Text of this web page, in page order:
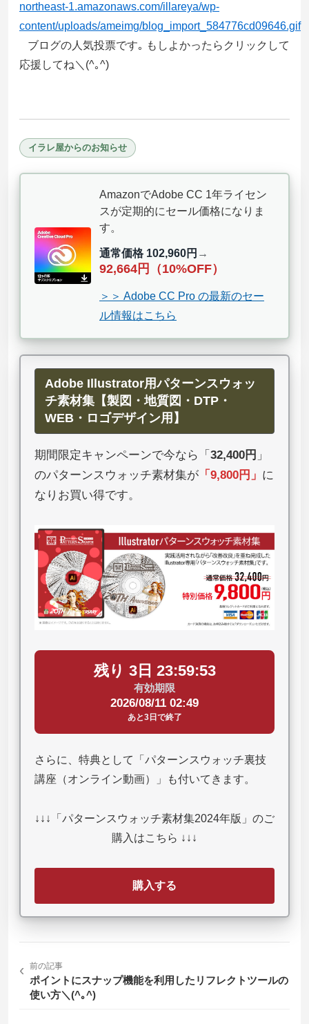
northeast-1.amazonaws.com/illareya/wp-
content/uploads/ameimg/blog_import_584776cd09646.gif
ブログの人気投票です｡ もしよかったらクリックして
応援してね＼(^｡^)
イラレ屋からのお知らせ
AmazonでAdobe CC 1年ライセン
スが定期的にセール価格になりま
す。
通常価格 102,960円 →
92,664円（10%OFF）
＞＞ Adobe CC Pro の最新のセー
ル情報はこちら
Adobe Illustrator用パターンスウォッ
チ素材集【製図・地質図・DTP・
WEB・ロゴデザイン用】
期間限定キャンペーンで今なら「 32,400円 」
のパターンスウォッチ素材集が 「 9,800円 」 に
なりお買い得です。
残り 3日 23:59:52
有効期限
2026/08/11 02:49
あと3日で終了
さらに、特典として「パターンスウォッチ裏技
講座（オンライン動画）」も付いてきます。
↓↓↓「パターンスウォッチ素材集2024年版」のご
購入はこちら ↓↓↓
購入する
‹ 前の記事
ポイントにスナップ機能を利用したリフレクトツールの
使い方＼(^｡^)